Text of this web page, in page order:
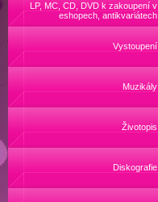
LP, MC, CD, DVD k zakoupení v
eshopech, antikvariátech
Vystoupení
Muzikály
Životopis
Diskografie